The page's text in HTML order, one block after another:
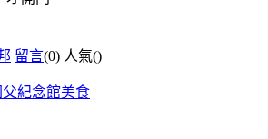
留言(0) 人氣()
紀念館美食